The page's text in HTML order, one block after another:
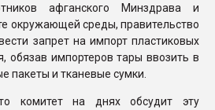
афганского Минздрава и
окружающей среды, правительство
запрет на импорт пластиковых
обязав импортеров тары ввозить в
пакеты и тканевые сумки.
комитет на днях обсудит эту